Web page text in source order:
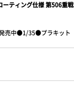
ティング仕様 第506重
売中●1/35●プラキット